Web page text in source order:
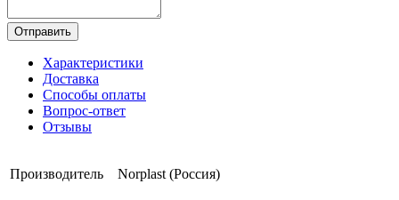
Отправить
Характеристики
Доставка
Способы оплаты
Вопрос-ответ
Отзывы
Производитель Norplast (Россия)